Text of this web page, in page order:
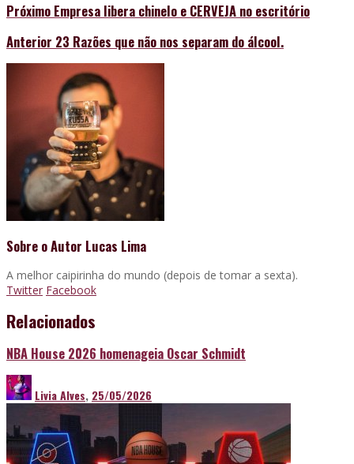
Próximo Empresa libera chinelo e CERVEJA no escritório
Anterior 23 Razões que não nos separam do álcool.
Sobre o Autor Lucas Lima
A melhor caipirinha do mundo (depois de tomar a sexta).
Twitter Facebook
Relacionados
NBA House 2026 homenageia Oscar Schmidt
Livia Alves, 25/05/2026